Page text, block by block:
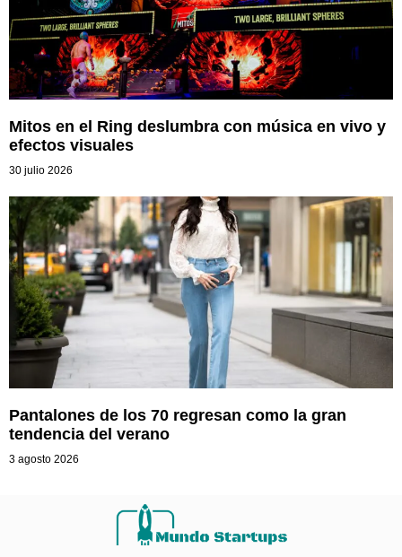
Mitos en el Ring deslumbra con música en vivo y
efectos visuales
30 julio 2026
Pantalones de los 70 regresan como la gran
tendencia del verano
3 agosto 2026